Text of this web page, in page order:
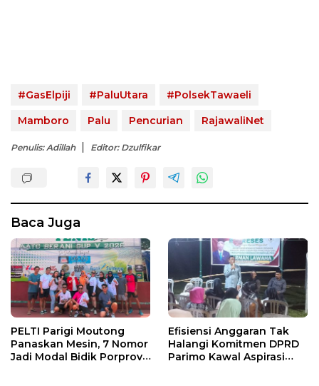
#GasElpiji #PaluUtara
#PolsekTawaeli
Mamboro
Palu Pencurian RajawaliNet
Penulis: Adillah Editor: Dzulfikar
Baca Juga
PELTI Parigi Moutong
Panaskan Mesin, 7 Nomor
Jadi Modal Bidik Porprov
Efisiensi Anggaran Tak
Halangi Komitmen DPRD
Parimo Kawal Aspirasi